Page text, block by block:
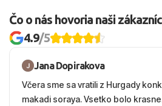
Čo o nás hovoria naši
4.9/5
Jana Dopirakova
Včera sme sa vratili z Hurgady
makadi soraya. Vsetko bolo